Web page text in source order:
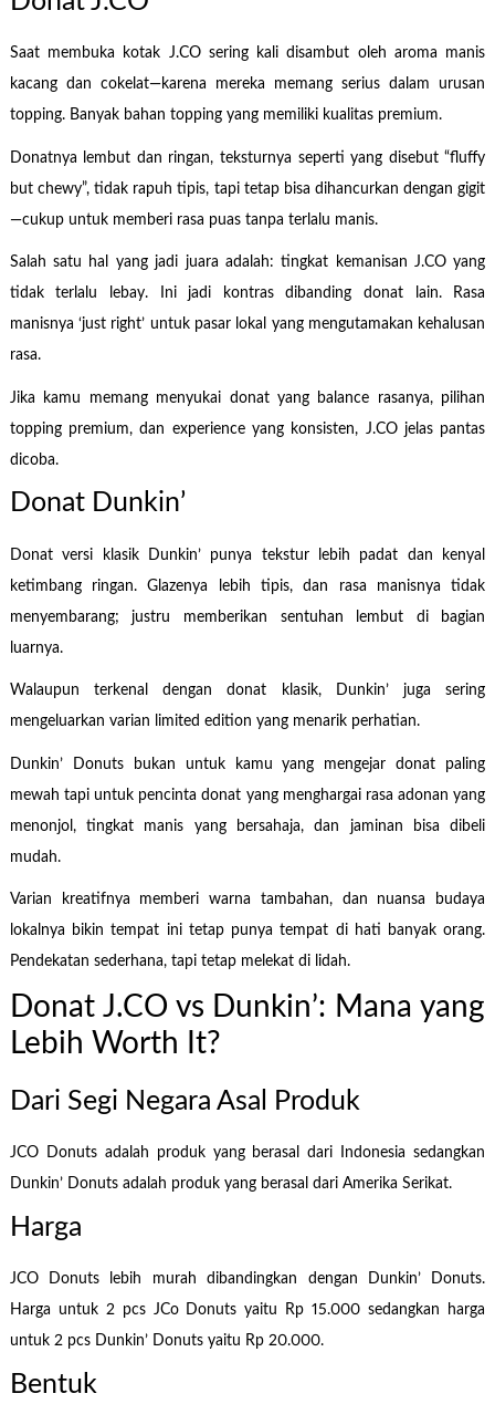
Saat membuka kotak J.CO sering kali disambut oleh aroma manis
kacang dan cokelat—karena mereka memang serius dalam urusan
topping. Banyak bahan topping yang memiliki kualitas premium.
Donatnya lembut dan ringan, teksturnya seperti yang disebut “fluffy
but chewy”, tidak rapuh tipis, tapi tetap bisa dihancurkan dengan gigit
—cukup untuk memberi rasa puas tanpa terlalu manis.
Salah satu hal yang jadi juara adalah: tingkat kemanisan J.CO yang
tidak terlalu lebay. Ini jadi kontras dibanding donat lain. Rasa
manisnya ‘just right’ untuk pasar lokal yang mengutamakan kehalusan
rasa.
Jika kamu memang menyukai donat yang balance rasanya, pilihan
topping premium, dan experience yang konsisten, J.CO jelas pantas
dicoba.
Donat Dunkin’
Donat versi klasik Dunkin’ punya tekstur lebih padat dan kenyal
ketimbang ringan. Glazenya lebih tipis, dan rasa manisnya tidak
menyembarang; justru memberikan sentuhan lembut di bagian
luarnya.
Walaupun terkenal dengan donat klasik, Dunkin’ juga sering
mengeluarkan varian limited edition yang menarik perhatian.
Dunkin’ Donuts bukan untuk kamu yang mengejar donat paling
mewah tapi untuk pencinta donat yang menghargai rasa adonan yang
menonjol, tingkat manis yang bersahaja, dan jaminan bisa dibeli
mudah.
Varian kreatifnya memberi warna tambahan, dan nuansa budaya
lokalnya bikin tempat ini tetap punya tempat di hati banyak orang.
Pendekatan sederhana, tapi tetap melekat di lidah.
Donat J.CO vs Dunkin’: Mana yang
Lebih Worth It?
Dari Segi Negara Asal Produk
JCO Donuts adalah produk yang berasal dari Indonesia sedangkan
Dunkin’ Donuts adalah produk yang berasal dari Amerika Serikat.
Harga
JCO Donuts lebih murah dibandingkan dengan Dunkin’ Donuts.
Harga untuk 2 pcs JCo Donuts yaitu Rp 15.000 sedangkan harga
untuk 2 pcs Dunkin’ Donuts yaitu Rp 20.000.
Bentuk